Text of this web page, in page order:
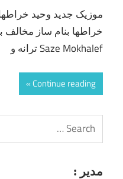
موزیک جدید وحید
خراطها بنام ساز مخالف
Saze Mokhalef ترانه و
Continue reading
مدیر :